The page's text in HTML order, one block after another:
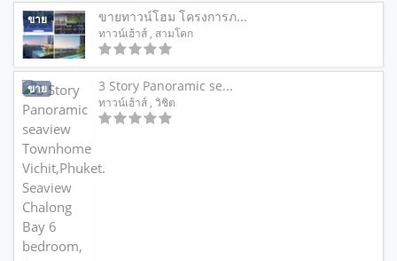
ขาย ขายทาวน์โฮม โครงการภ...
ทาวน์เฮ้าส์ , สามโคก
ขาย 3 Story Panoramic se...
ทาวน์เฮ้าส์ , วิชิต